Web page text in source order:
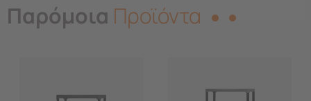
Παρόμοια Προϊόντα